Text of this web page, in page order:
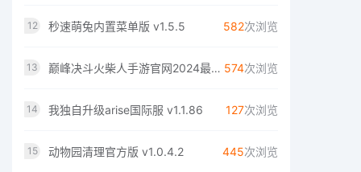
12 秒速萌兔内置菜单版 v1.5.5 582次浏览
13 巅峰决斗火柴人手游官网2024最新版 v1.4.3 574次浏览
14 我独自升级arise国际服 v1.1.86 127次浏览
15 动物园清理官方版 v1.0.4.2 445次浏览